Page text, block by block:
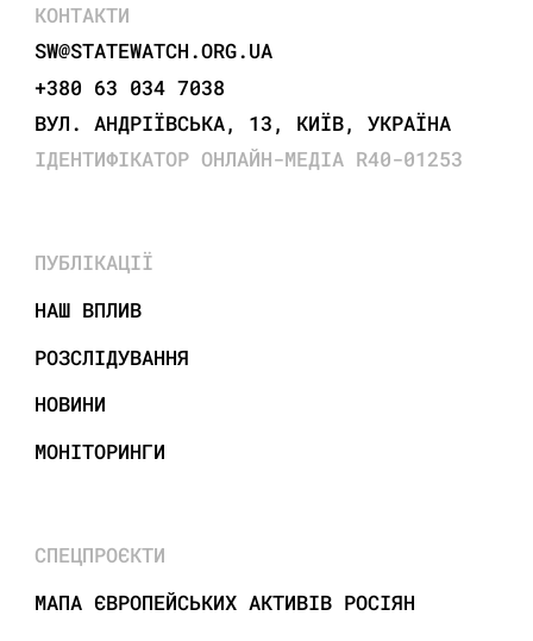
КОНТАКТИ
SW@STATEWATCH.ORG.UA
+380 63 034 7038
ВУЛ. АНДРІЇВСЬКА, 13, КИЇВ, УКРАЇНА
ІДЕНТИФІКАТОР ОНЛАЙН-МЕДІА R40-01253
ПУБЛІКАЦІЇ
НАШ ВПЛИВ
РОЗСЛІДУВАННЯ
НОВИНИ
МОНІТОРИНГИ
СПЕЦПРОЄКТИ
МАПА ЄВРОПЕЙСЬКИХ АКТИВІВ РОСІЯН